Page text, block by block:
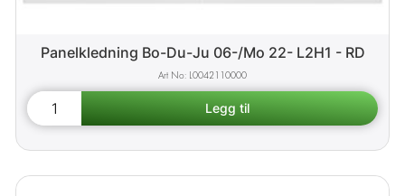
Panelkledning Bo-Du-Ju 06-/Mo 22- L2H1 - RD
L0042110000